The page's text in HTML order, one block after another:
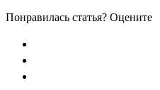
Понравилась статья? Оцените